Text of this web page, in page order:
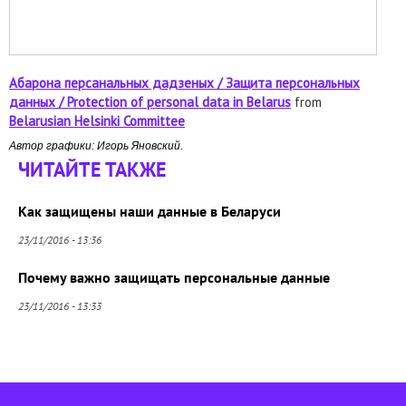
Абарона персанальных дадзеных / Защита персональных
данных / Protection of personal data in Belarus from
Belarusian Helsinki Committee
Автор графики: Игорь Яновский.
ЧИТАЙТЕ ТАКЖЕ
Как защищены наши данные в Беларуси
23/11/2016 - 13:36
Почему важно защищать персональные данные
23/11/2016 - 13:33